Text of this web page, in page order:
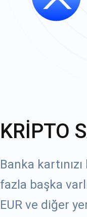
KRİPTO
Banka
fazla başka
EUR ve diğer